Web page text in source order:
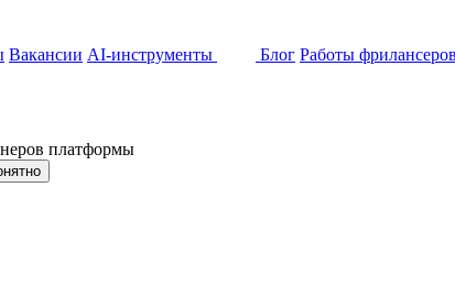
Вакансии AI-инструменты Блог Работы фрилансеров
платформы